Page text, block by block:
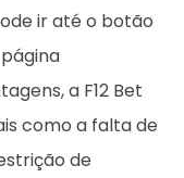
ir até o botão
a F12 Bet
como a falta de
de